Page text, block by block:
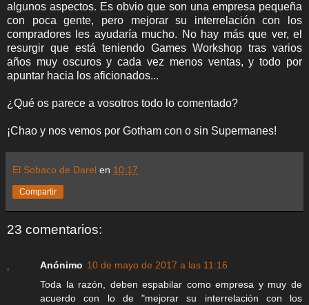
algunos aspectos. Es obvio que son una empresa pequeña
con poca gente, pero mejorar su interrelación con los
compradores les ayudaría mucho. No hay más que ver, el
resurgir que está teniendo Games Workshop tras varios
años muy oscuros y cada vez menos ventas, y todo por
apuntar hacia los aficionados...
¿Qué os parece a vosotros todo lo comentado?
¡Chao y nos vemos por Gotham con o sin Supermanes!
El Sobaco de Darel en 10:17
Compartir
23 comentarios:
Anónimo 10 de mayo de 2017 a las 11:16
Toda la razón, deben espabilar como empresa y muy de
acuerdo con lo de "mejorar su interrelación con los